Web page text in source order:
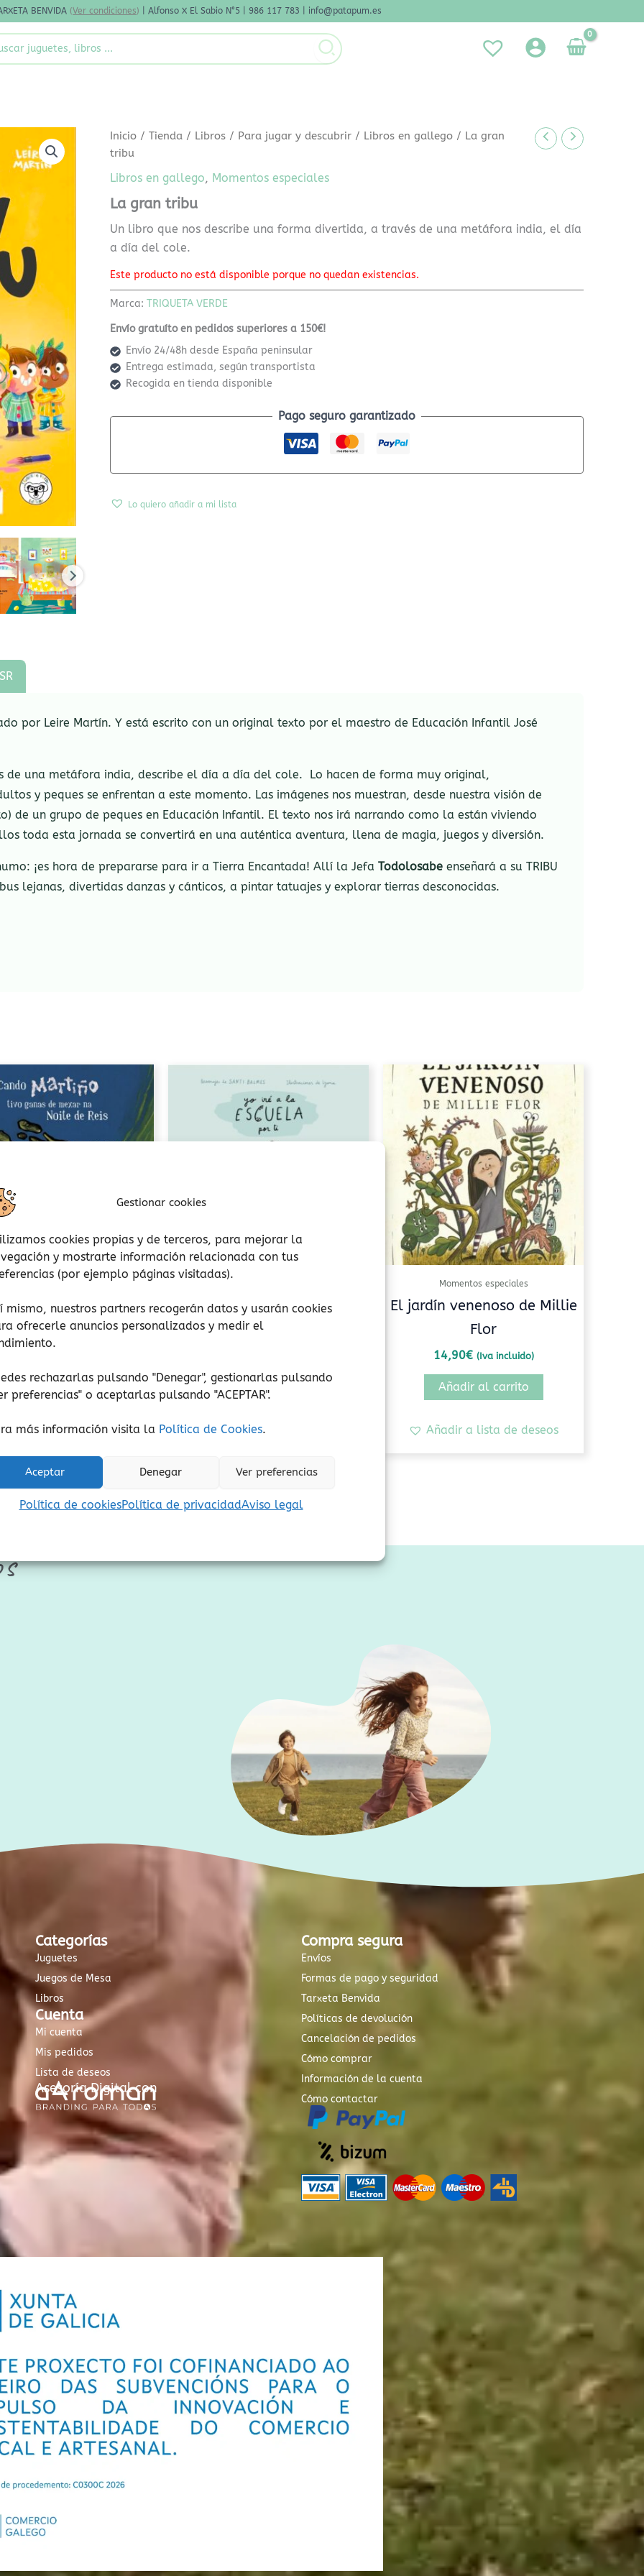
Gestionar cookies
cookies propias y de terceros, para mejorar la
y mostrarte información relacionada con tus
(por ejemplo páginas visitadas).
mismo, nuestros partners recogerán datos y usarán cookies
ofrecerle anuncios personalizados y medir el
rechazarlas pulsando "Denegar", gestionarlas pulsando
preferencias" o aceptarlas pulsando "ACEPTAR".
más información visita la Política de Cookies.
Aceptar Denegar Ver preferencias
Política de cookiesPolítica de privacidadAviso legal
BENVIDA (Ver condiciones) | Alfonso X El Sabio N°5 | 986 117 783 | info@patapum.es
Inicio /Tienda / Libros / Para jugar y descubrir / Libros en gallego / La gran
tribu
Libros en gallego, Momentos especiales
La gran tribu
Un libro que nos describe una forma divertida, a través de una metáfora india, el día
a día del cole.
Este producto no está disponible porque no quedan existencias.
Marca:TRIQUETA VERDE
Envío gratuíto en pedidos superiores a 150€!
Envío 24/48h desde España peninsular
Entrega estimada, según transportista
Recogida en tienda disponible
Pago seguro garantizado
Lo quiero añadir a mi lista
por Leire Martín. Y está escrito con un original texto por el maestro de Educación Infantil José
de una metáfora india, describe el día a día del cole. Lo hacen de forma muy original,
y peques se enfrentan a este momento. Las imágenes nos muestran, desde nuestra visión de
de un grupo de peques en Educación Infantil. El texto nos irá narrando como la están viviendo
toda esta jornada se convertirá en una auténtica aventura, llena de magia, juegos y diversión.
¡es hora de prepararse para ir a Tierra Encantada! Allí la Jefa Todolosabe enseñará a su TRIBU
lejanas, divertidas danzas y cánticos, a pintar tatuajes y explorar tierras desconocidas.
Momentos especiales
Martiño tivo ganas
na noite de Reis
Añadir al carrito
a lista de deseos
Yo iré a la escuela por ti
13,50 € (Iva incluido)
Momentos especiales
El jardín venenoso de Millie
Flor
14,90€ (Iva incluido)
Añadir al carrito
Añadir a lista de deseos
Categorías
Juguetes
Juegos de Mesa
Libros
Cuenta
Mi cuenta
Mis pedidos
Lista de deseos
Asesoría Digital con
Compra segura
Envíos
Formas de pago y seguridad
Tarxeta Benvida
Políticas de devolución
Cancelación de pedidos
Cómo comprar
Información de la cuenta
Cómo contactar